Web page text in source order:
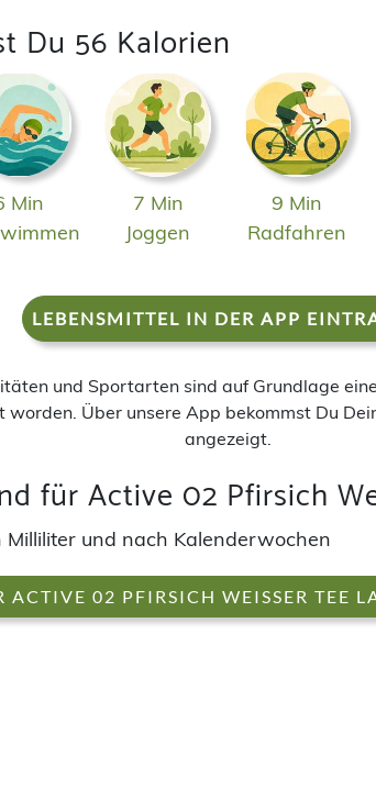
Du 56 Kalorien
Min
7 Min
Joggen
9 Min
Radfahren
LEBENSMITTEL IN DER APP
und Sportarten sind auf Grundlage
worden. Über unsere App bekommst Du
angezeigt.
für Active 02 Pfirsich
Milliliter und nach Kalenderwochen
ACTIVE 02 PFIRSICH WEISSER TEE